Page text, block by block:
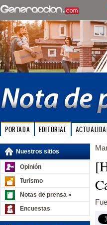
PORTADA EDITORIAL
Nuestros sitios
Opinión
Turismo
Notas de prensa »
Encuestas